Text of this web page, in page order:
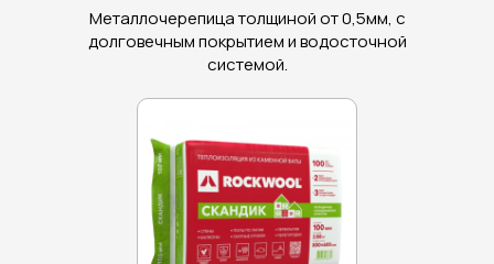
Металлочерепица толщиной от 0,5мм, с
долговечным покрытием и водосточной
системой.
Наши построенные дома
Наши построенные дома